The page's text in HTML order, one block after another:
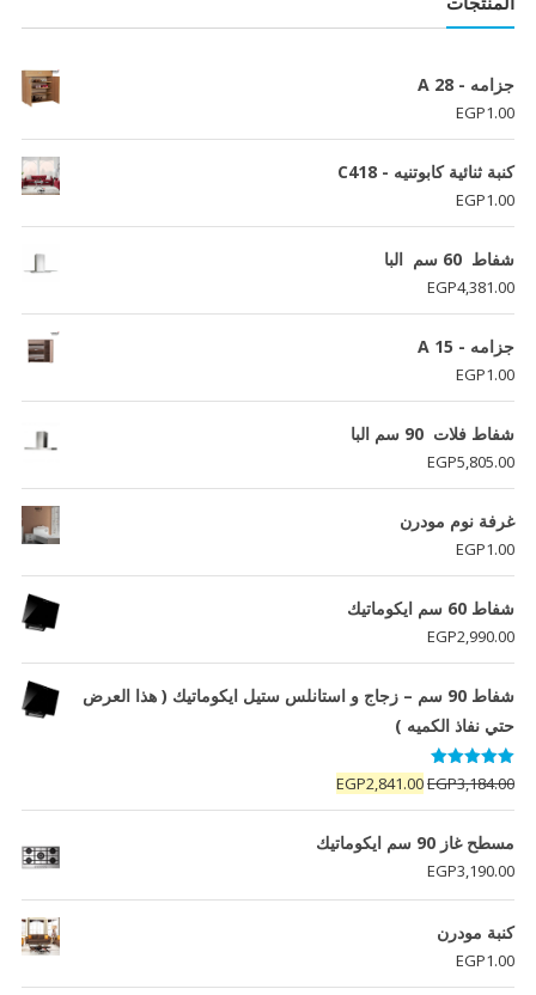
جزامه - A 28
EGP1.00
كنبة ثنائية كابوتنيه - C418
EGP1.00
شفاط 60 سم البا
EGP4,381.00
جزامه - A 15
EGP1.00
شفاط فلات 90 سم البا
EGP5,805.00
غرفة نوم مودرن
EGP1.00
شفاط 60 سم ايكوماتيك
EGP2,990.00
شفاط 90 سم – زجاج و استانلس ستيل ايكوماتيك ( هذا العرض
حتي نفاذ الكميه )
تم التقييم
5.00 من 5EGP3,184.00
السعر
الأصلي
هو:
EGP2,841.00
السعر
الحالي
هو:
مسطح غاز 90 سم ايكوماتيك
EGP3,190.00
كنبة مودرن
EGP1.00